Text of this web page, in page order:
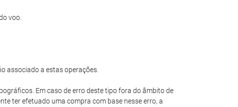
voo.
associado a estas operações.
Em caso de erro deste tipo fora do âmbito de
ter efetuado uma compra com base nesse erro, a